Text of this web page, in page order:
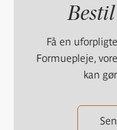
Få en
Formuepleje,
kan